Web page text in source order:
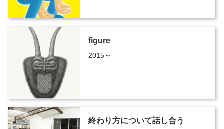
figure
2015～
終わり方について話し合う